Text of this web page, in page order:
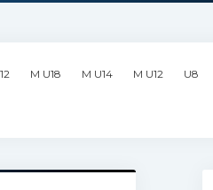
M U18 M U14 M U12 U8